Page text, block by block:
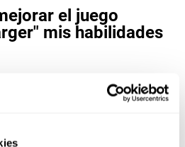
el juego
mis habilidades
de activación neuronal. La
del entrenamiento puede